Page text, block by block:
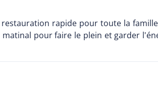
rapide pour toute la famille
pour faire le plein et garder